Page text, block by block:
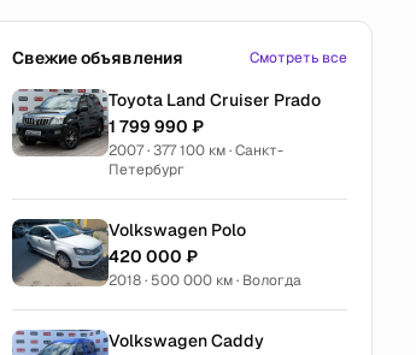
Свежие объявления Смотреть все
Toyota Land Cruiser Prado
1 799 990 ₽
2007 · 377 100 км · Санкт-
Петербург
Volkswagen Polo
420 000 ₽
2018 · 500 000 км · Вологда
Volkswagen Caddy